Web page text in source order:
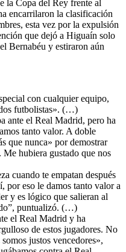
la Copa del Rey frente al
encarrilaron la clasificación
esta vez por la expulsión
que dejó a Higuaín solo
Bernabéu y estiraron aún
con cualquier equipo,
futbolistas». (…)
ante el Real Madrid, pero ha
tanto valor. A doble
que nunca» por demostrar
hubiera gustado que nos
cuando te empatan después
por eso le damos tanto valor a
y es lógico que salieran al
puntualizó. (…)
el Real Madrid y ha
de estos jugadores. No
justos vencedores»,